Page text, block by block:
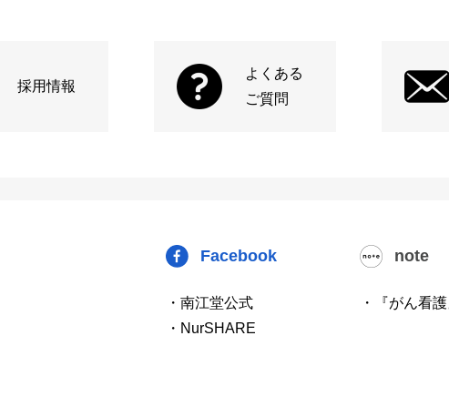
採用情報
よくある
ご質問
Facebook
・南江堂公式
・NurSHARE
note
・『がん看